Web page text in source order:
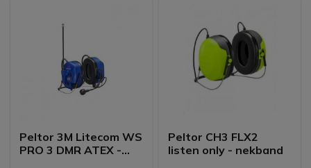
Peltor 3M Litecom WS
PRO 3 DMR ATEX -
Peltor CH3 FLX2
listen only - nekband